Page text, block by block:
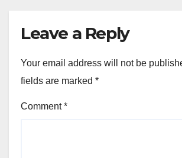
Leave a Reply
Your email address will not be
fields are marked *
Comment*